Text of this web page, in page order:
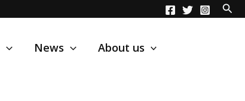
News About us